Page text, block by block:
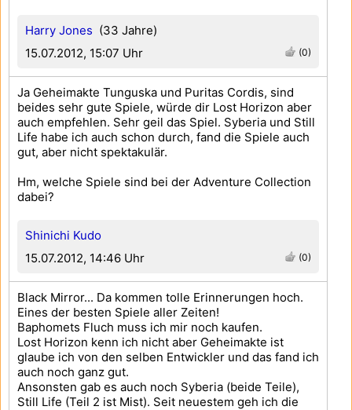
Harry Jones (33 Jahre)
15.07.2012, 15:07 Uhr
(0)
Shinichi Kudo
15.07.2012, 14:46 Uhr
(0)
Ja Geheimakte Tunguska und Puritas Cordis, sind
beides sehr gute Spiele, würde dir Lost Horizon aber
auch empfehlen. Sehr geil das Spiel. Syberia und Still
Life habe ich auch schon durch, fand die Spiele auch
gut, aber nicht spektakulär.
Hm, welche Spiele sind bei der Adventure Collection
dabei?
Black Mirror... Da kommen tolle Erinnerungen hoch.
Eines der besten Spiele aller Zeiten!
Baphomets Fluch muss ich mir noch kaufen.
Lost Horizon kenn ich nicht aber Geheimakte ist
glaube ich von den selben Entwickler und das fand ich
auch noch ganz gut.
Ansonsten gab es auch noch Syberia (beide Teile),
Still Life (Teil 2 ist Mist). Seit neuestem geh ich die